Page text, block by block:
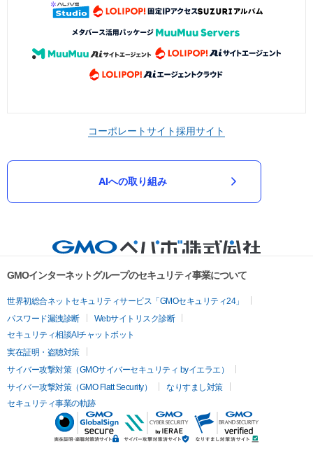
コーポレートサイト採用サイト
AIへの取り組み
GMOインターネットグループのセキュリティ事業について
世界初総合ネットセキュリティサービス「GMOセキュリティ24」
パスワード漏洩診断
Webサイトリスク診断
セキュリティ相談AIチャットボット
実在証明・盗聴対策
サイバー攻撃対策（GMOサイバーセキュリティ byイエラエ）
サイバー攻撃対策（GMO Flatt Security）
なりすまし対策
セキュリティ事業の軌跡